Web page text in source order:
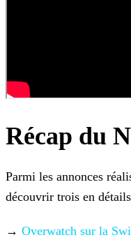
Récap du
Parmi les annonces
découvrir trois en
→ Overwatch sur la